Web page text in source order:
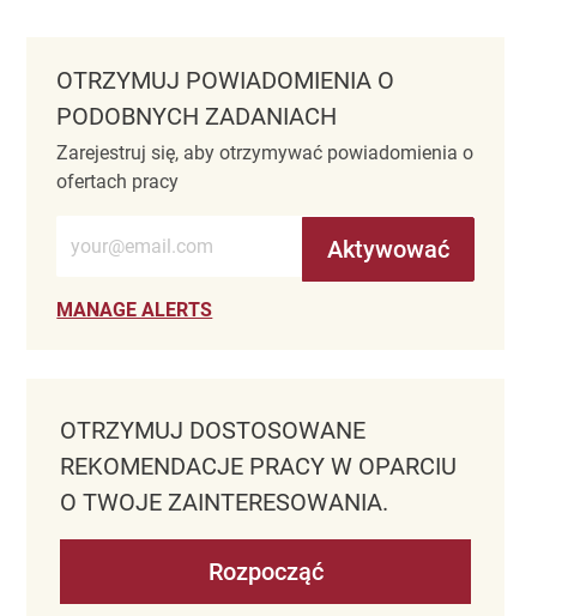
OTRZYMUJ POWIADOMIENIA O
PODOBNYCH ZADANIACH
Zarejestruj się, aby otrzymywać powiadomienia o
ofertach pracy
Wprowadź adres e-mail (wymagane)
Aktywować
MANAGE ALERTS
OTRZYMUJ DOSTOSOWANE
REKOMENDACJE PRACY W OPARCIU
O TWOJE ZAINTERESOWANIA.
Rozpocząć